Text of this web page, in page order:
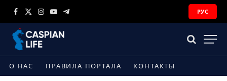
Facebook
X
Instagram
YouTubeTelegram
РУС
О НАС ПРАВИЛА ПОРТАЛА КОНТАКТЫ